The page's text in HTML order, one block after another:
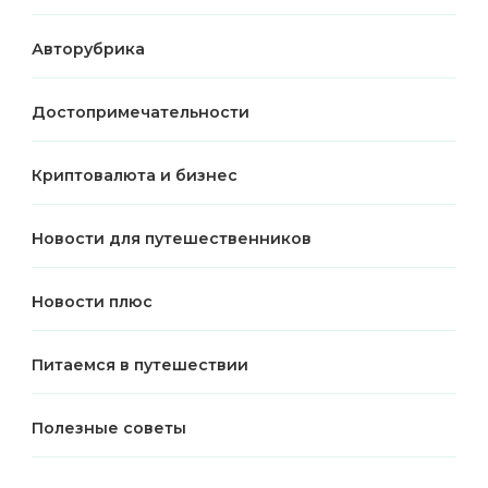
Авторубрика
Достопримечательности
Криптовалюта и бизнес
Новости для путешественников
Новости плюс
Питаемся в путешествии
Полезные советы